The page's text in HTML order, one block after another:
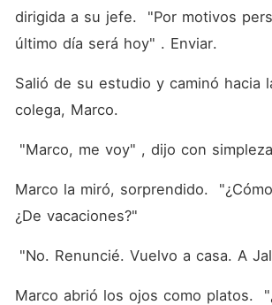
dirigida a su jefe.  "Por motivos
último día será hoy" . Enviar.
Salió de su estudio y caminó hacia
colega, Marco.
"Marco, me voy" , dijo con
Marco la miró, sorprendido.
¿De vacaciones?"
"No. Renuncié. Vuelvo a casa. A
Marco abrió los ojos como platos.